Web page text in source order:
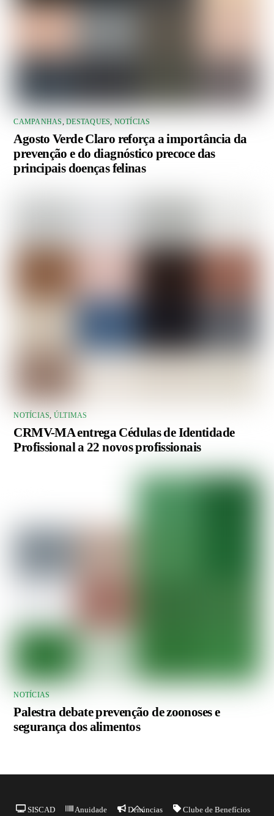
CAMPANHAS,DESTAQUES, NOTÍCIAS
Agosto Verde Claro reforça a importância da
prevenção e do diagnóstico precoce das
principais doenças felinas
NOTÍCIAS, ÚLTIMAS
CRMV-MA entrega Cédulas de Identidade
Profissional a 22 novos profissionais
NOTÍCIAS
Palestra debate prevenção de zoonoses e
segurança dos alimentos
Back
SISCAD Anuidade Denúncias Clube de Benefícios